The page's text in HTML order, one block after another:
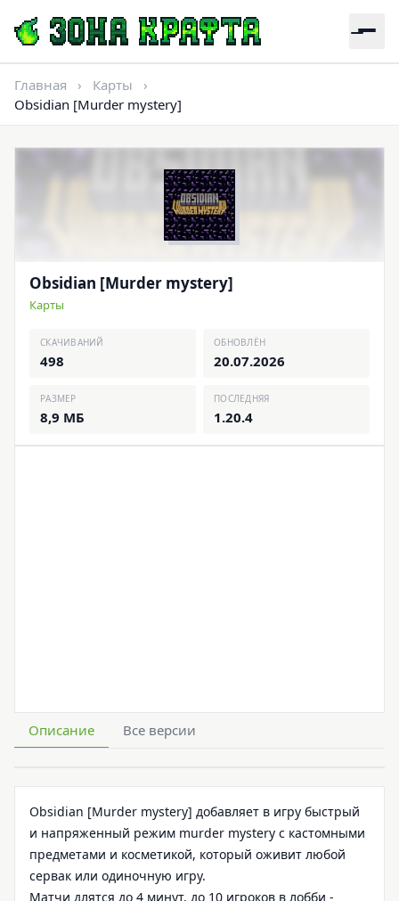
Главная › Карты
›
Obsidian [Murder mystery]
Описание Все версии
Obsidian [Murder mystery] добавляет в игру быстрый
и напряженный режим murder mystery с кастомными
предметами и косметикой, который оживит любой
сервак или одиночную игру.
Матчи длятся до 4 минут, до 10 игроков в лобби -
Obsidian [Murder mystery]
Карты
СКАЧИВАНИЙ
498
ОБНОВЛЁН
20.07.2026
РАЗМЕР
8,9 МБ
ПОСЛЕДНЯЯ
1.20.4